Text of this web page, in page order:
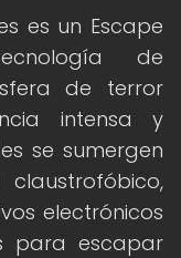
es un Escape
de
de terror
intensa y
se sumergen
electrónicos
para escapar